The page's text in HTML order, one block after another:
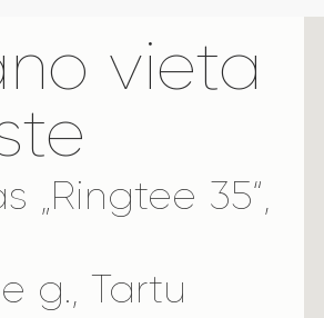
vieta
„Ringtee 35“,
g., Tartu